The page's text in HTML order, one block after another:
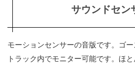
サウンドセン
モーションセンサーの音版です。ゴー
トラック内でモニター可能です。ほと